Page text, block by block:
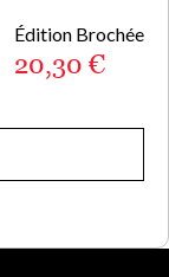
Édition Brochée
20,30 €